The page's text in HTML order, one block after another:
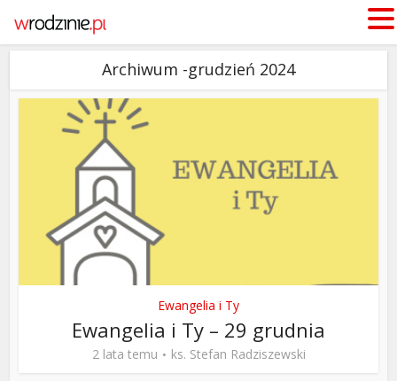
Archiwum -grudzień 2024
Ewangelia i Ty
Ewangelia i Ty – 29 grudnia
2 lata temu ks. Stefan Radziszewski